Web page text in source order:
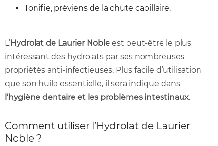
Tonifie, préviens de la chute capillaire.
L’Hydrolat de Laurier Noble est peut-être le plus
intéressant des hydrolats par ses nombreuses
propriétés anti-infectieuses. Plus facile d’utilisation
que son huile essentielle, il sera indiqué dans
l’hygiène dentaire et les problèmes intestinaux.
Comment utiliser l’Hydrolat de Laurier
Noble ?